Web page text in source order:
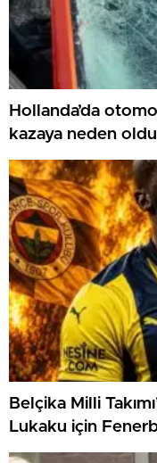
Hollanda’da
kazaya neden oldu
Belçika Milli
Lukaku için